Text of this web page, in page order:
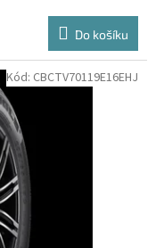
Do košíku
Kód: CBCTV70119E16EHJ